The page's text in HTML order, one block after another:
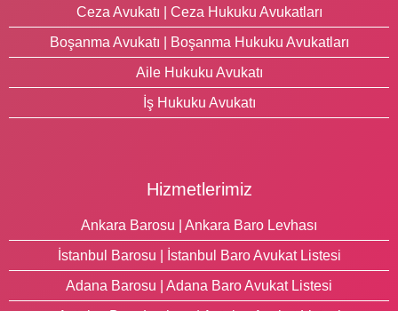
Ceza Avukatı | Ceza Hukuku Avukatları
Boşanma Avukatı | Boşanma Hukuku Avukatları
Aile Hukuku Avukatı
İş Hukuku Avukatı
Hizmetlerimiz
Ankara Barosu | Ankara Baro Levhası
İstanbul Barosu | İstanbul Baro Avukat Listesi
Adana Barosu | Adana Baro Avukat Listesi